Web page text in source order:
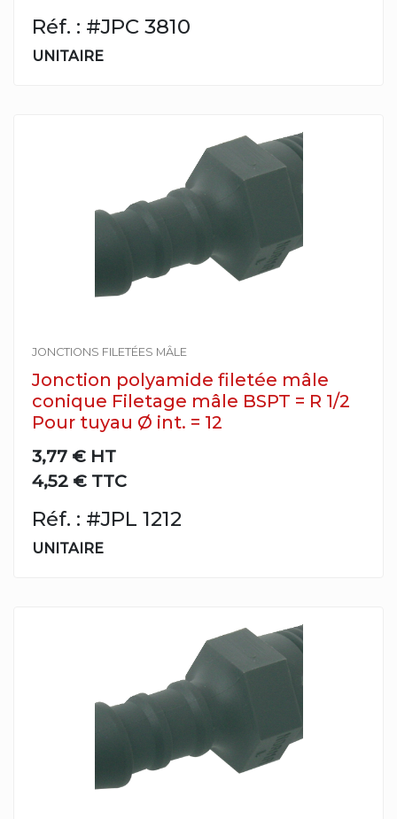
Réf. : #JPC 3810
UNITAIRE
JONCTIONS FILETÉES MÂLE
Jonction polyamide filetée mâle
conique Filetage mâle BSPT = R 1/2
Pour tuyau Ø int. = 12
3,77 € HT
4,52 € TTC
Réf. : #JPL 1212
UNITAIRE